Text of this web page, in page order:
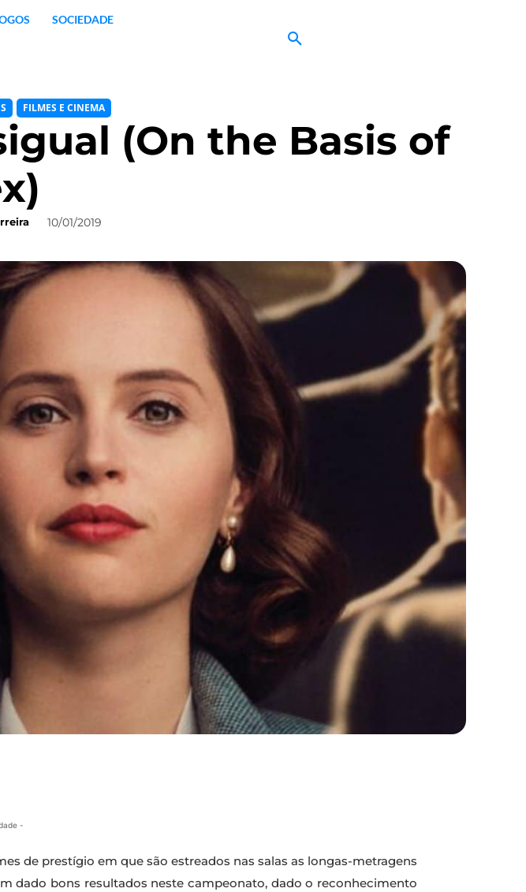
SOCIEDADE
FILMES E CINEMA
(On the Basis of
10/01/2019
-
de prestígio em que são estreados nas salas as longas-metragens
dado bons resultados neste campeonato, dado o reconhecimento